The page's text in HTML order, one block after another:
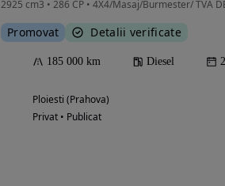
2925 cm3 • 286 CP • 4X4/Masaj/Burmester/ TVA
Promovat Detalii verificate
185 000 km Diesel
Ploiesti (Prahova)
Privat • Publicat